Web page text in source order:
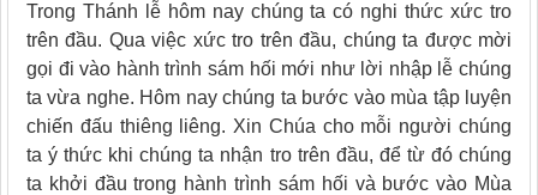
Trong Thánh lễ hôm nay chúng ta có nghi thức xức tro
trên đầu. Qua việc xức tro trên đầu, chúng ta được mời
gọi đi vào hành trình sám hối mới như lời nhập lễ chúng
ta vừa nghe. Hôm nay chúng ta bước vào mùa tập luyện
chiến đấu thiêng liêng. Xin Chúa cho mỗi người chúng
ta ý thức khi chúng ta nhận tro trên đầu, để từ đó chúng
ta khởi đầu trong hành trình sám hối và bước vào Mùa